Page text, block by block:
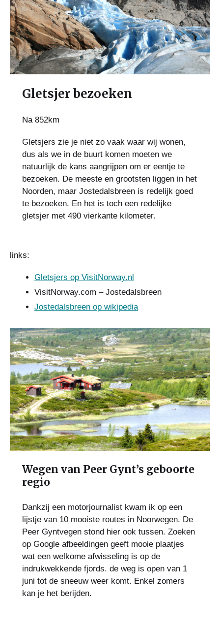
Gletsjer bezoeken
Na 852km
Gletsjers zie je niet zo vaak waar wij wonen,
dus als we in de buurt komen moeten we
natuurlijk de kans aangrijpen om er eentje te
bezoeken. De meeste en grootsten liggen in het
Noorden, maar Jostedalsbreen is redelijk goed
te bezoeken. En het is toch een redelijke
gletsjer met 490 vierkante kilometer.
links:
Gletsjers op VisitNorway.nl
VisitNorway.com – Jostedalsbreen
Jostedalsbreen op wikipedia
Wegen van Peer Gynt’s geboorte
regio
Dankzij een motorjournalist kwam ik op een
lijstje van 10 mooiste routes in Noorwegen. De
Peer Gyntvegen stond hier ook tussen. Zoeken
op Google afbeeldingen geeft mooie plaatjes
wat een welkome afwisseling is op de
indrukwekkende fjords. de weg is open van 1
juni tot de sneeuw weer komt. Enkel zomers
kan je het berijden.